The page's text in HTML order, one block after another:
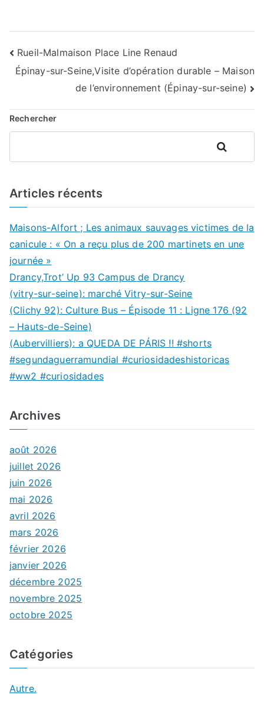
Navigation
de
l’article
Rueil-Malmaison Place Line Renaud
Épinay-sur-Seine,Visite d’opération durable – Maison
de l’environnement (Épinay-sur-seine)
Rechercher
Rechercher
Articles récents
Maisons-Alfort ; Les animaux sauvages victimes de la
canicule : « On a reçu plus de 200 martinets en une
journée »
Drancy,Trot’ Up 93 Campus de Drancy
(vitry-sur-seine): marché Vitry-sur-Seine
(Clichy 92): Culture Bus – Épisode 11 : Ligne 176 (92
– Hauts-de-Seine)
(Aubervilliers): a QUEDA DE PÁRIS !! #shorts
#segundaguerramundial #curiosidadeshistoricas
#ww2 #curiosidades
Archives
août 2026
juillet 2026
juin 2026
mai 2026
avril 2026
mars 2026
février 2026
janvier 2026
décembre 2025
novembre 2025
octobre 2025
Catégories
Autre.